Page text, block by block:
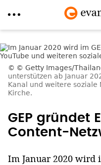
zum
Inhalt© Getty Images/
unterstützen ab Januar
Kanal und weitere soziale
Kirche.
GEP gründet
Content-
Im Januar 2020 wird